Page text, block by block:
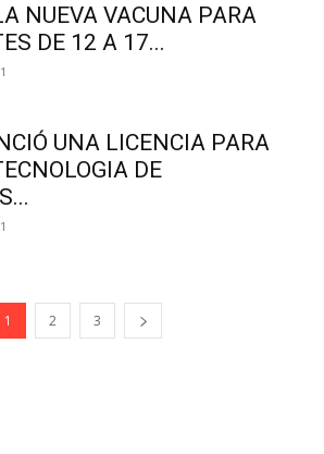
NUEVA VACUNA PARA
DE 12 A 17...
UNA LICENCIA PARA
DE
1 2 3